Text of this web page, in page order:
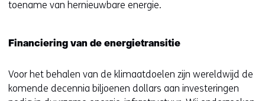
toename van hernieuwbare energie.
Financiering van de energietransitie
Voor het behalen van de klimaatdoelen zijn wereldwijd de
komende decennia biljoenen dollars aan investeringen